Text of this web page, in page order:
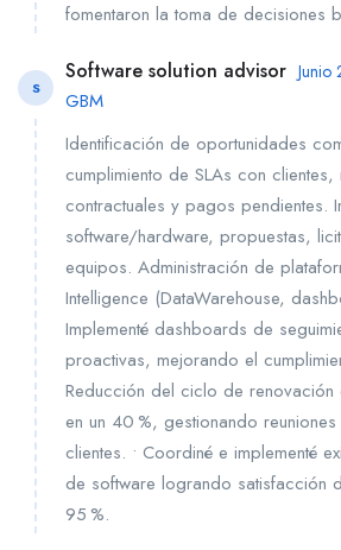
fomentaron la toma de decisiones
S
Software solution advisor Junio
GBM
Identificación de oportunidades
cumplimiento de SLAs con
contractuales y pagos pendientes.
software/hardware, propuestas,
equipos. Administración de
Intelligence (DataWarehouse,
Implementé dashboards de
proactivas, mejorando el
Reducción del ciclo de
en un 40 %, gestionando
clientes. • Coordiné e implementé
de software logrando satisfacción
95 %.